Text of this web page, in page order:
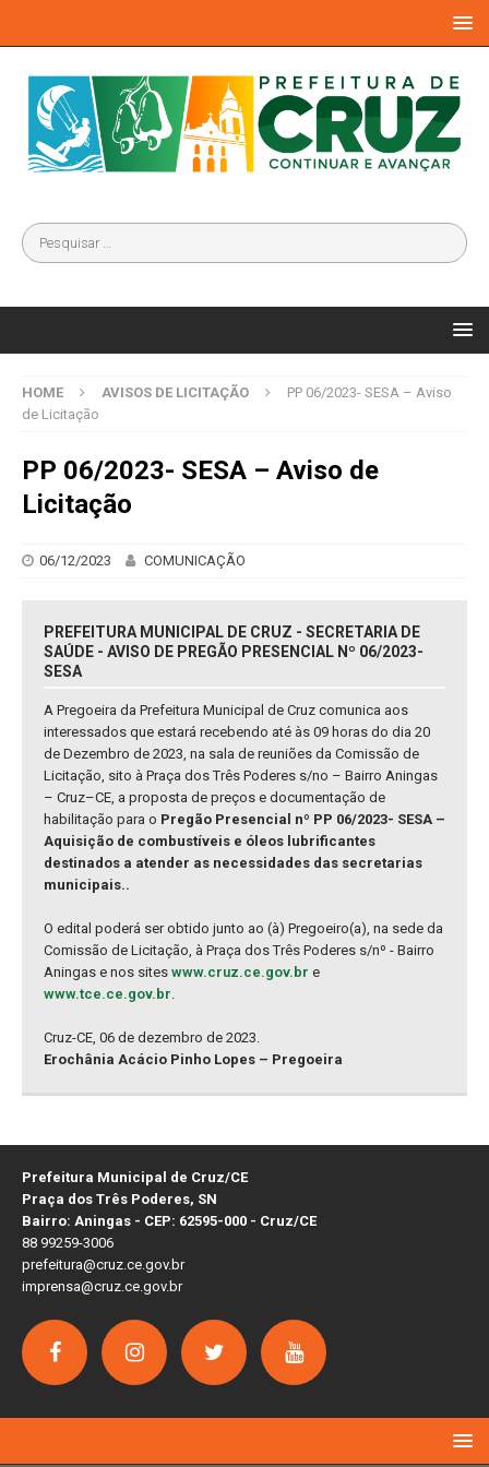
HOME AVISOS DE LICITAÇÃO
PP 06/2023- SESA – Aviso
de Licitação
PP 06/2023- SESA – Aviso de
Licitação
06/12/2023 COMUNICAÇÃO
PREFEITURA MUNICIPAL DE CRUZ - SECRETARIA DE
SAÚDE - AVISO DE PREGÃO PRESENCIAL Nº 06/2023-
SESA
A Pregoeira da Prefeitura Municipal de Cruz comunica aos
interessados que estará recebendo até às 09 horas do dia 20
de Dezembro de 2023, na sala de reuniões da Comissão de
Licitação, sito à Praça dos Três Poderes s/no – Bairro Aningas
– Cruz–CE, a proposta de preços e documentação de
habilitação para o Pregão Presencial nº PP 06/2023- SESA –
Aquisição de combustíveis e óleos lubrificantes
destinados a atender as necessidades das secretarias
municipais..
O edital poderá ser obtido junto ao (à) Pregoeiro(a), na sede da
Comissão de Licitação, à Praça dos Três Poderes s/nº - Bairro
Aningas e nos sites www.cruz.ce.gov.br e
www.tce.ce.gov.br.
Cruz-CE, 06 de dezembro de 2023.
Erochânia Acácio Pinho Lopes – Pregoeira
Prefeitura Municipal de Cruz/CE
Praça dos Três Poderes, SN
Bairro: Aningas - CEP: 62595-000 - Cruz/CE
88 99259-3006
prefeitura@cruz.ce.gov.br
imprensa@cruz.ce.gov.br